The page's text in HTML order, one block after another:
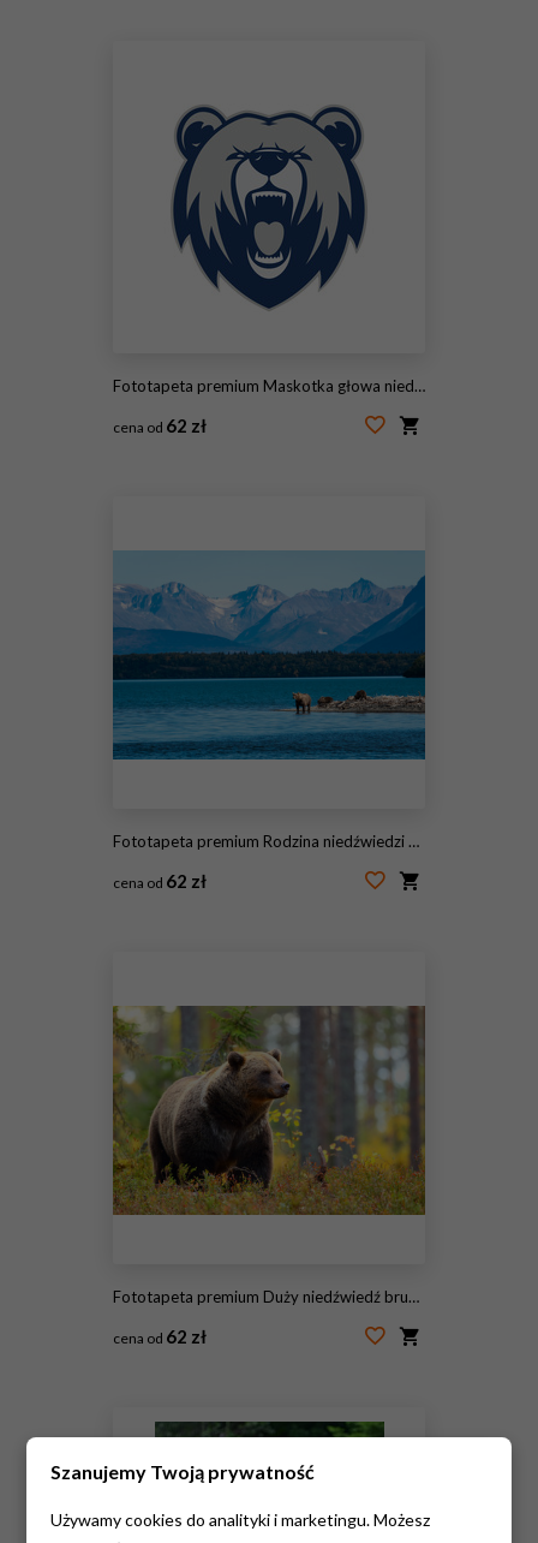
Fototapeta premium Maskotka głowa niedźwiedzia
cena od 62 zł
Fototapeta premium Rodzina niedźwiedzi brunatnych, siać z trzema młodymi na mierzei w jeziorze Naknek, Park Narodowy Katmai, Alaska, USA
cena od 62 zł
Fototapeta premium Duży niedźwiedź brunatny w kolorowym lesie patrząc z boku
cena od 62 zł
Szanujemy Twoją prywatność
Używamy cookies do analityki i marketingu. Możesz